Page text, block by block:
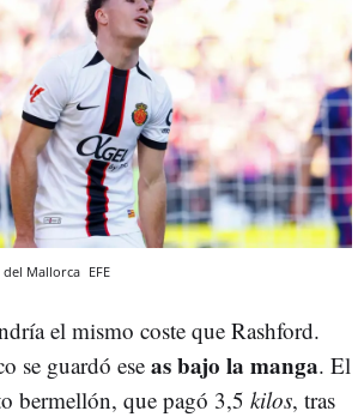
Mallorca EFE
el mismo coste que Rashford.
se guardó ese as bajo la manga. El
bermellón, que pagó 3,5 kilos, tras